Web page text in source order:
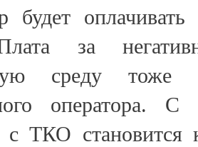
будет
за
среду тоже
оператора.
с ТКО становится